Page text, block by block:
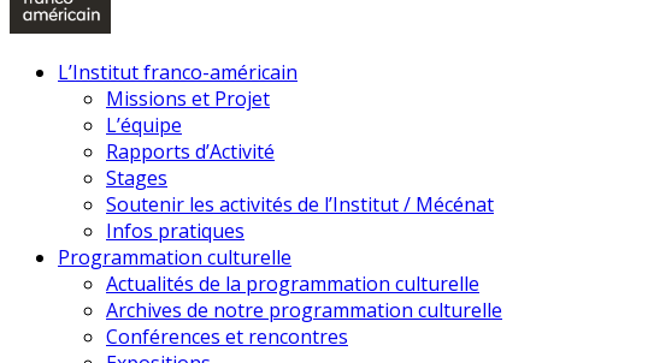
L’Institut franco-américain
Missions et Projet
L’équipe
Rapports d’Activité
Stages
Soutenir les activités de l’Institut / Mécénat
Infos pratiques
Programmation culturelle
Actualités de la programmation culturelle
Archives de notre programmation culturelle
Conférences et rencontres